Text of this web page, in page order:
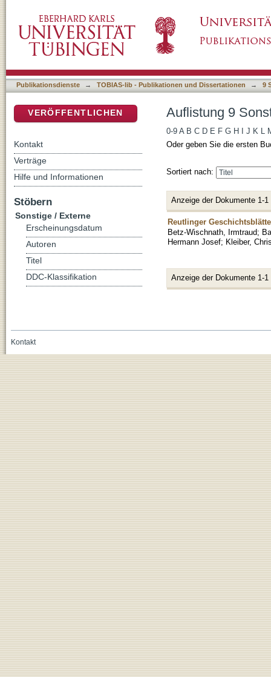
Publikationsdienste → TOBIAS-lib - Publikationen und Dissertationen → 9
Auflistung 9
0-9 A B C D E F G H J K L
Oder geben Sie die ersten
Sortiert nach:
Anzeige der Dokumente 1-1
Reutlinger
Betz-Wischnath, Irmtraud;
Hermann Josef; Kleiber,
Anzeige der Dokumente 1-1
VERÖFFENTLICHEN
Kontakt
Verträge
Hilfe und Informationen
Stöbern
Sonstige / Externe
Erscheinungsdatum
Autoren
Titel
DDC-Klassifikation
Kontakt